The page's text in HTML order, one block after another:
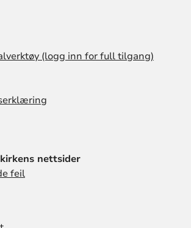
(logg inn for full tilgang)
nettsider
feil